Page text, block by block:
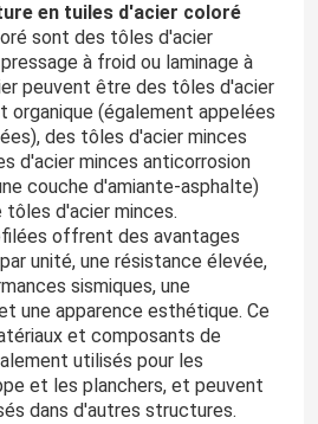
en tuiles d'acier coloré
sont des tôles d'acier
à froid ou laminage à
peuvent être des tôles d'acier
organique (également appelées
des tôles d'acier minces
d'acier minces anticorrosion
couche d'amiante-asphalte)
d'acier minces.
offrent des avantages
unité, une résistance élevée,
sismiques, une
une apparence esthétique. Ce
et composants de
utilisés pour les
et les planchers, et peuvent
dans d'autres structures.